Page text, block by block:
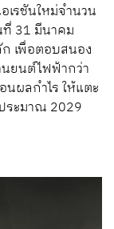
เรชันใหม่จำนวน
31 มีนาคม
เพื่อตอบสนอง
ยนต์ไฟฟ้ากว่า
นผลกำไร ให้แตะ
ระมาณ 2029